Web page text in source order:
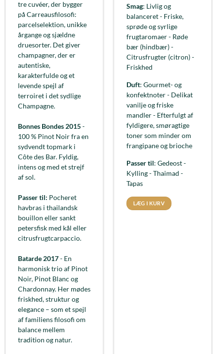
tre cuvéer, der bygger
på Carreausfilosofi:
parcelselektion, unikke
årgange og sjældne
druesorter. Det giver
champagner, der er
autentiske,
karakterfulde og et
levende spejl af
terroiret i det sydlige
Champagne.
Bonnes Bondes 2015-
100 % Pinot Noir fra en
sydvendt topmark i
Côte des Bar. Fyldig,
intens og med et strejf
af sol.
Passer til: Pocheret
havbras i thailandsk
bouillon eller sankt
petersfisk med kål eller
citrusfrugtcarpaccio.
Batarde 2017- En
harmonisk trio af Pinot
Noir, Pinot Blanc og
Chardonnay. Her mødes
friskhed, struktur og
elegance – som et spejl
af familiens filosofi om
balance mellem
tradition og natur.
Smag: Livlig og
balanceret - Friske,
sprøde og syrlige
frugtaromaer - Røde
bær (hindbær) -
Citrusfrugter (citron) -
Friskhed
Duft: Gourmet- og
konfektnoter - Delikat
vanilje og friske
mandler - Efterfulgt af
fyldigere, smøragtige
toner som minder om
frangipane og brioche
Passer til: Gedeost -
Kylling - Thaimad -
Tapas
LÆG I KURV